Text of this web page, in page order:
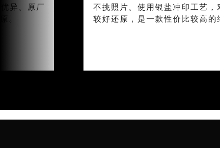
异。原厂
不挑照片。使用银盐冲印工艺，
较好还原，是一款性价比较高的